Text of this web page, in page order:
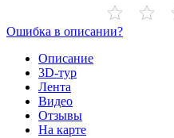
Ошибка в описании?
Описание
3D-тур
Лента
Видео
Отзывы
На карте